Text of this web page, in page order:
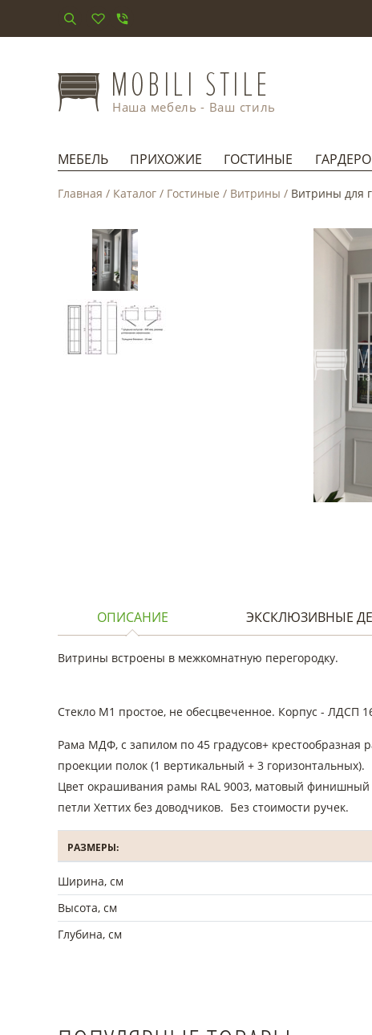
Наша мебель - Ваш стиль
МЕБЕЛЬ ПРИХОЖИЕ ГОСТИНЫЕ
Главная / Каталог / Гостиные / Витрины / Витрины для
ОПИСАНИЕ ЭКСКЛЮЗИВНЫЕ
Витрины встроены в межкомнатную перегородку.
Стекло М1 простое, не обесцвеченное. Корпус - ЛДСП
Рама МДФ, с запилом по 45 градусов+ крестообразная
проекции полок (1 вертикальный + 3 горизонтальных).
Цвет окрашивания рамы RAL 9003, матовый
петли Хеттих без доводчиков. Без стоимости ручек.
РАЗМЕРЫ:
Ширина, см
Высота, см
Глубина, см